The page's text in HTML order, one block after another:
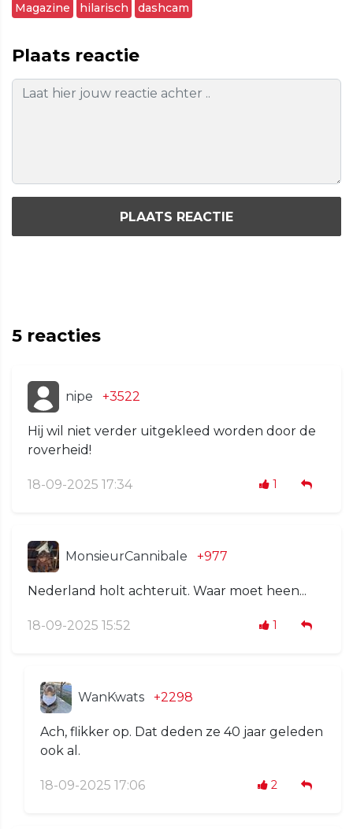
Magazine hilarisch dashcam
Plaats reactie
PLAATS REACTIE
5 reacties
nipe +3522
Hij wil niet verder uitgekleed worden door de
roverheid!
18-09-2025 17:34 1
MonsieurCannibale +977
Nederland holt achteruit. Waar moet heen...
18-09-2025 15:52 1
WanKwats +2298
Ach, flikker op. Dat deden ze 40 jaar geleden
ook al.
18-09-2025 17:06 2